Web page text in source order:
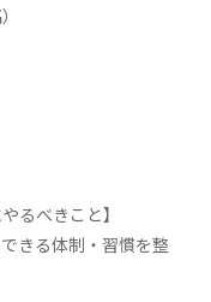
るべきこと】
きる体制・習慣を整